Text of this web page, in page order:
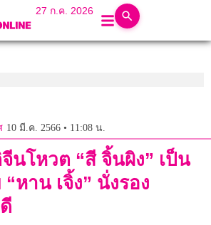
27 ก.ค. 2026
10 มี.ค. 2566 • 11:08 น.
นโหวต “สี จิ้นผิง” เป็น
หาน เจิ้ง” นั่งรอง